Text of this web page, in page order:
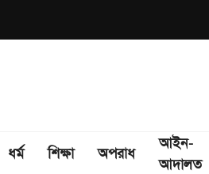
ধর্ম শিক্ষা অপরাধ
আইন-
আদালত